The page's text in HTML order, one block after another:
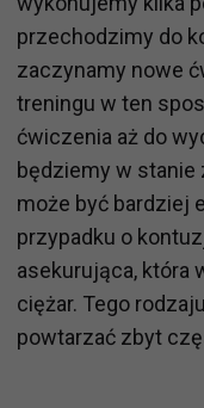
przechodzimy do
zaczynamy nowe
treningu w ten
ćwiczenia aż do
będziemy w stanie
może być bardziej
przypadku o
asekurująca, która
ciężar. Tego
powtarzać zbyt